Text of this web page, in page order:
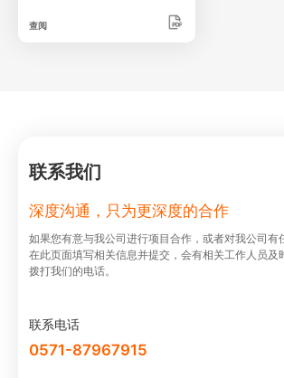
查阅
联系我们
深度沟通，只为更深度的合作
如果您有意与我公司进⾏项⽬合作，或者对我公司有
在此⻚⾯填写相关信息并提交，会有相关⼯作⼈员及
拨打我们的电话。
联系电话
0571-87967915